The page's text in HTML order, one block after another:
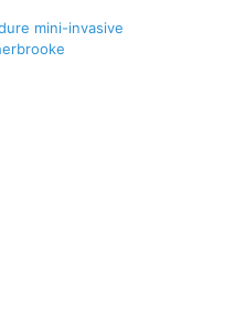
mini-invasive